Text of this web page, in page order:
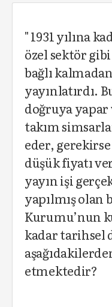
" 1931 yılına
özel sektör
bağlı
yayınlatırdı.
doğruya
takım
eder,
düşük fiyatı
yayın işi
yapılmış olan
Kurumu’nun
kadar tarihsel
etmektedir?